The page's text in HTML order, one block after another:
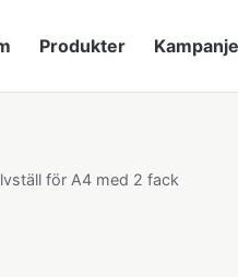
Produkter
för A4 med 2 fack